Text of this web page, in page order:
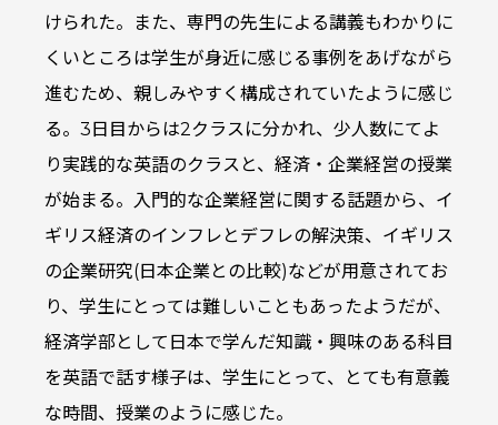
けられた。また、専門の先生による講義もわかりに
くいところは学生が身近に感じる事例をあげながら
進むため、親しみやすく構成されていたように感じ
る。3日目からは2クラスに分かれ、少人数にてよ
り実践的な英語のクラスと、経済・企業経営の授業
が始まる。入門的な企業経営に関する話題から、イ
ギリス経済のインフレとデフレの解決策、イギリス
の企業研究(日本企業との比較)などが用意されてお
り、学生にとっては難しいこともあったようだが、
経済学部として日本で学んだ知識・興味のある科目
を英語で話す様子は、学生にとって、とても有意義
な時間、授業のように感じた。